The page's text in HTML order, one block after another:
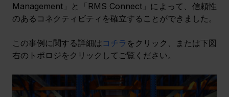
Management」と「RMS Connect」によって、信頼性
のあるコネクティビティを確立することができました。
この事例に関する詳細は コチラ をクリック、または下図
右のトポロジをクリックしてご覧ください。